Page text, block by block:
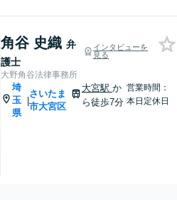
角谷 史織 弁
護士
インタビューを
見る
大野角谷法律事務所
埼
玉
県
|
さいたま
市大宮区
大宮駅 か
ら徒歩7分
営業時間：
本日定休日